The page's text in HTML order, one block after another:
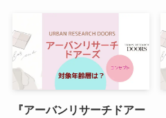
『アーバンリサーチドアー